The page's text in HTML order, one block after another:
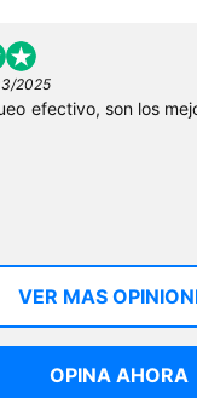
2025
efectivo, son los
VER MAS
OPINA AHORA